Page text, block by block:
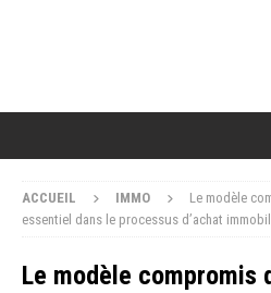
ACCUEIL IMMO
Le modèle
essentiel dans le processus d’achat
Le modèle compromis